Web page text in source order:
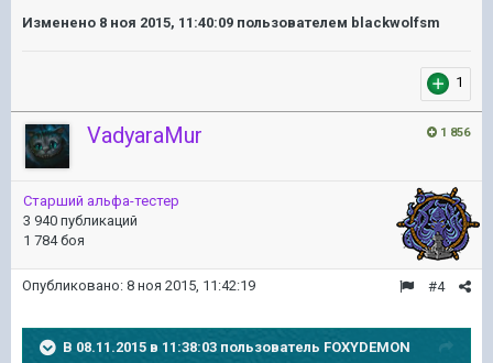
Изменено 8 ноя 2015, 11:40:09 пользователем blackwolfsm
1
1 856
VadyaraMur
Старший альфа-тестер
3 940 публикаций
1 784 боя
#4
Опубликовано: 8 ноя 2015, 11:42:19
В 08.11.2015 в 11:38:03 пользователь FOXYDEMON